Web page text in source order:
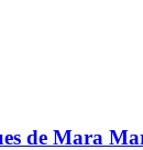
de Mara